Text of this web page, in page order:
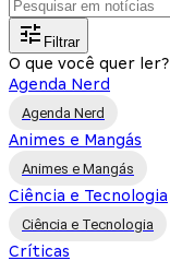
Filtrar
O que você quer ler?
Agenda Nerd
Agenda Nerd
Animes e Mangás
Animes e Mangás
Ciência e Tecnologia
Ciência e Tecnologia
Críticas